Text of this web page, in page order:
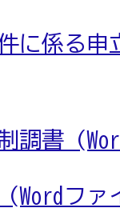
に係る申
調書
ファ